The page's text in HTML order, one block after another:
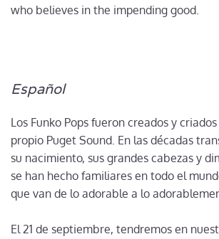
who believes in the impending good.
Español
Los Funko Pops fueron creados y
propio Puget Sound. En las décadas
su nacimiento, sus grandes cabezas y
se han hecho familiares en todo el
que van de lo adorable a lo
El 21 de septiembre, tendremos en